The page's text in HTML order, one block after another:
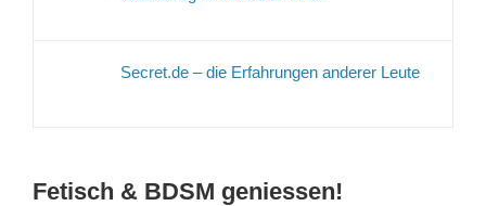
Secret.de – die Erfahrungen anderer Leute
Fetisch & BDSM geniessen!